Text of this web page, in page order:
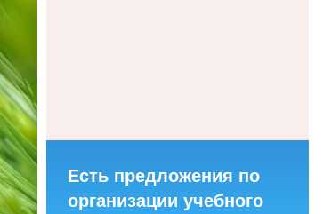
Есть предложения по
организации учебного